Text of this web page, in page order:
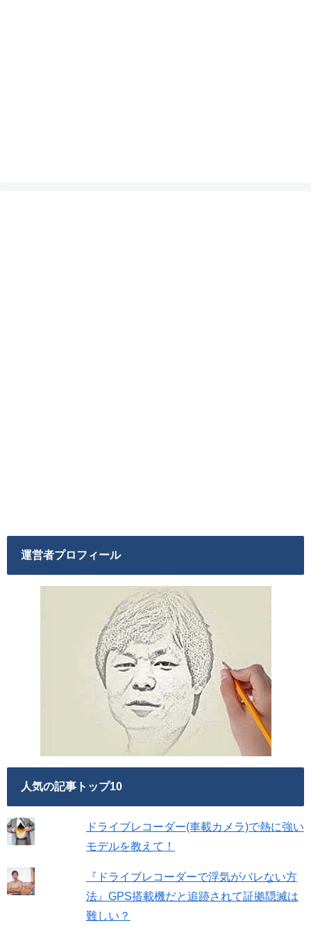
運営者プロフィール
人気の記事トップ10
ドライブレコーダー(車載カメラ)で熱に強い
モデルを教えて！
『ドライブレコーダーで浮気がバレない方
法』GPS搭載機だと追跡されて証拠隠滅は
難しい？